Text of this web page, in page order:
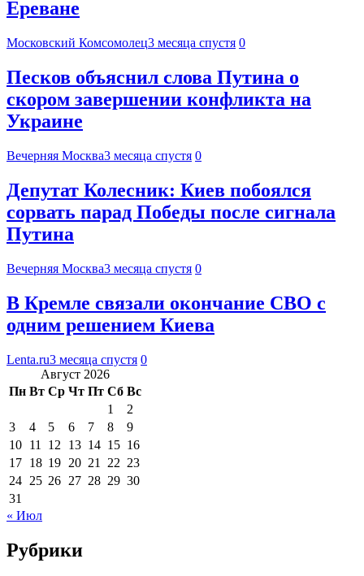
Ереване
Московский Комсомолец3 месяца спустя 0
Песков объяснил слова Путина о
скором завершении конфликта на
Украине
Вечерняя Москва3 месяца спустя 0
Депутат Колесник: Киев побоялся
сорвать парад Победы после сигнала
Путина
Вечерняя Москва3 месяца спустя 0
В Кремле связали окончание СВО с
одним решением Киева
Lenta.ru3 месяца спустя 0
Август 2026
Пн Вт Ср Чт Пт Сб Вс
1
2
3
4 5 6 7 8
9
10 11 12 13 14 15 16
17 18 19 20 21 22 23
24 25 26 27 28 29 30
31
« Июл
Рубрики